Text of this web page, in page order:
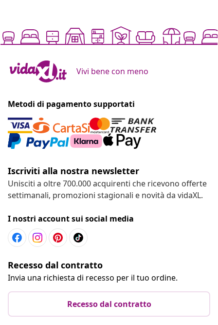
Vivi bene con meno
Metodi di pagamento supportati
Iscriviti alla nostra newsletter
Unisciti a oltre 700.000 acquirenti che ricevono offerte
settimanali, promozioni stagionali e novità da vidaXL.
I nostri account sui social media
Recesso dal contratto
Invia una richiesta di recesso per il tuo ordine.
Recesso dal contratto